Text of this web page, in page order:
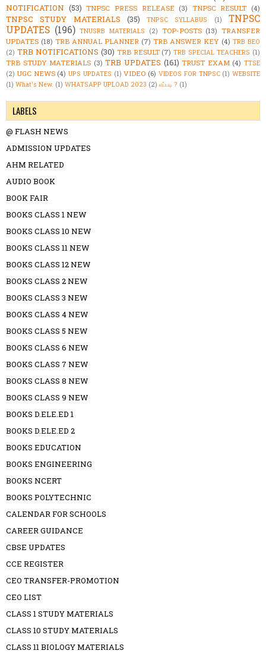
NOTIFICATION (53) TNPSC PRESS RELEASE (3) TNPSC RESULT (4)
TNPSC STUDY MATERIALS (35) TNPSC SYLLABUS (1)
TNPSC
UPDATES (196) TNUSRB MATERIALS (2) TOP-POSTS (13) TRANSFER
UPDATES (18) TRB ANNUAL PLANNER (7) TRB ANSWER KEY (4) TRB BEO
(2) TRB NOTIFICATIONS (30) TRB RESULT (7) TRB SPECIAL TEACHERS (1)
TRB STUDY MATERIALS (3) TRB UPDATES (161) TRUST EXAM (4) TTSE
(2) UGC NEWS (4) UPS UPDATES (1) VIDEO (6) VIDEOS FOR TNPSC (1) WEBSITE
(1) What's New. (1) WHATSAPP UPLOAD 2023 (2) எப்படி ? (1)
LABELS
@ FLASH NEWS
ADMISSION UPDATES
AHM RELATED
AUDIO BOOK
BOOK FAIR
BOOKS CLASS 1 NEW
BOOKS CLASS 10 NEW
BOOKS CLASS 11 NEW
BOOKS CLASS 12 NEW
BOOKS CLASS 2 NEW
BOOKS CLASS 3 NEW
BOOKS CLASS 4 NEW
BOOKS CLASS 5 NEW
BOOKS CLASS 6 NEW
BOOKS CLASS 7 NEW
BOOKS CLASS 8 NEW
BOOKS CLASS 9 NEW
BOOKS D.ELE.ED 1
BOOKS D.ELE.ED 2
BOOKS EDUCATION
BOOKS ENGINEERING
BOOKS NCERT
BOOKS POLYTECHNIC
CALENDAR FOR SCHOOLS
CAREER GUIDANCE
CBSE UPDATES
CCE REGISTER
CEO TRANSFER-PROMOTION
CEO LIST
CLASS 1 STUDY MATERIALS
CLASS 10 STUDY MATERIALS
CLASS 11 BIOLOGY MATERIALS